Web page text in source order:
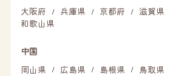
大阪府
/ 兵庫県 / 京都府 / 滋賀県
和歌山県
中国
岡山県
/ 広島県 / 島根県 / 鳥取県